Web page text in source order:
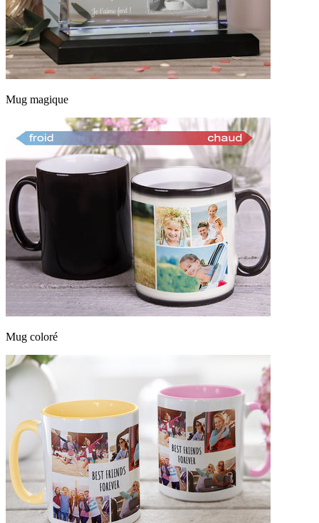
Mug magique
Mug coloré